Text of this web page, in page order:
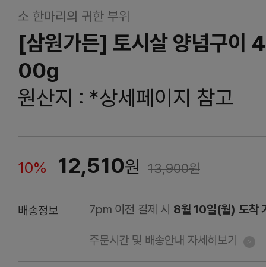
소 한마리의 귀한 부위
[삼원가든] 토시살 양념구이 4
00g
원산지 : *상세페이지 참고
10% 12,510원 13,900원
배송정보 7pm 이전 결제 시 8월 10일(월) 도착
주문시간 및 배송안내 자세히보기